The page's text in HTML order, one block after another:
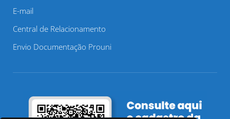
E-mail
Central de Relacionamento
Envio Documentação Prouni